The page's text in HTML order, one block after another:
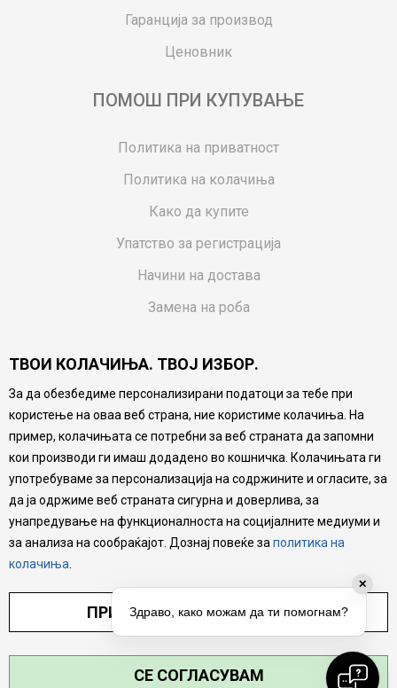
Гаранција за производ
Ценовник
ПОМОШ ПРИ КУПУВАЊЕ
Политика на приватност
Политика на колачиња
Како да купите
Упатство за регистрација
Начини на достава
Замена на роба
Ваучери
Product Finder
FAQs
Настојуваме да бидеме што попрецизни во описот на
производите, прикажување на слики и цени, но не
можеме да гарантираме дека сите информации се
комплетни и без грешка. Сите производи се дел од
нашата понуда, но не се подразбира дека мора да се
достапни во секој момент.
ТВОИ КОЛАЧИЊА. ТВОЈ ИЗБОР.
За да обезбедиме персонализирани податоци за тебе при
користење на оваа веб страна, ние користиме колачиња. На
пример, колачињата се потребни за веб страната да запомни
кои производи ги имаш додадено во кошничка. Колачињата ги
употребуваме за персонализација на содржините и огласите, за
да ја одржиме веб страната сигурна и доверлива, за
унапредување на функционалноста на социјалните медиуми и
за анализа на сообраќајот. Дознај повеќе за политика на
колачиња
ПРИЛАГОДИ ПОСТАВУВАЊА
СЕ СОГЛАСУВАМ
✕
Здраво, како можам да ти помогнам?